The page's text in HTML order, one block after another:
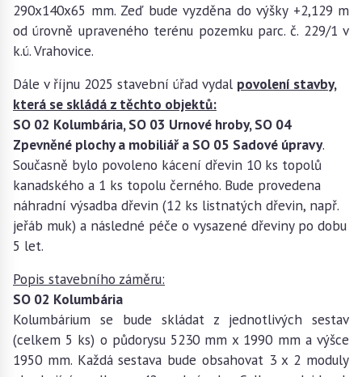
290x140x65 mm. Zeď bude vyzděna do výšky +2,129 m
od úrovně upraveného terénu pozemku parc. č. 229/1 v
k.ú. Vrahovice.
Dále v říjnu 2025 stavební úřad vydal povolení stavby,
která se skládá z těchto objektů:
SO 02 Kolumbária, SO 03 Urnové hroby, SO 04
Zpevněné plochy a mobiliář a SO 05 Sadové úpravy.
Současně bylo povoleno kácení dřevin 10 ks topolů
kanadského a 1 ks topolu černého. Bude provedena
náhradní výsadba dřevin (12 ks listnatých dřevin, např.
jeřáb muk) a následné péče o vysazené dřeviny po dobu
5 let.
Popis stavebního záměru:
SO 02 Kolumbária
Kolumbárium se bude skládat z jednotlivých sestav
(celkem 5 ks) o půdorysu 5230 mm x 1990 mm a výšce
1950 mm. Každá sestava bude obsahovat 3 x 2 moduly